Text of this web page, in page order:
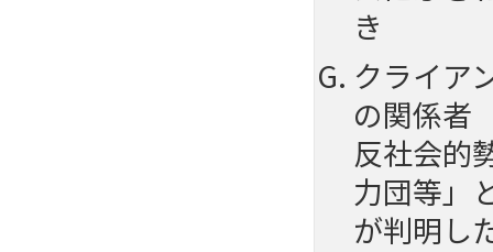
き
クライア
の関係者
反社会的
力団等」
が判明し